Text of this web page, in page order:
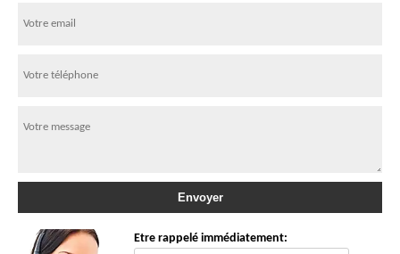
Etre rappelé immédiatement: